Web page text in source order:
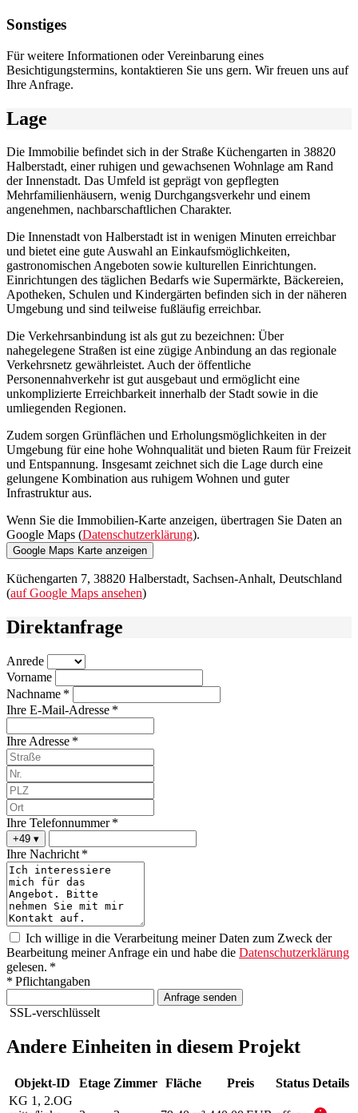
Sonstiges
Für weitere Informationen oder Vereinbarung eines
Besichtigungstermins, kontaktieren Sie uns gern. Wir freuen uns auf
Ihre Anfrage.
Lage
Die Immobilie befindet sich in der Straße Küchengarten in 38820
Halberstadt, einer ruhigen und gewachsenen Wohnlage am Rand
der Innenstadt. Das Umfeld ist geprägt von gepflegten
Mehrfamilienhäusern, wenig Durchgangsverkehr und einem
angenehmen, nachbarschaftlichen Charakter.
Die Innenstadt von Halberstadt ist in wenigen Minuten erreichbar
und bietet eine gute Auswahl an Einkaufsmöglichkeiten,
gastronomischen Angeboten sowie kulturellen Einrichtungen.
Einrichtungen des täglichen Bedarfs wie Supermärkte, Bäckereien,
Apotheken, Schulen und Kindergärten befinden sich in der näheren
Umgebung und sind teilweise fußläufig erreichbar.
Die Verkehrsanbindung ist als gut zu bezeichnen: Über
nahegelegene Straßen ist eine zügige Anbindung an das regionale
Verkehrsnetz gewährleistet. Auch der öffentliche
Personennahverkehr ist gut ausgebaut und ermöglicht eine
unkomplizierte Erreichbarkeit innerhalb der Stadt sowie in die
umliegenden Regionen.
Zudem sorgen Grünflächen und Erholungsmöglichkeiten in der
Umgebung für eine hohe Wohnqualität und bieten Raum für Freizeit
und Entspannung. Insgesamt zeichnet sich die Lage durch eine
gelungene Kombination aus ruhigem Wohnen und guter
Infrastruktur aus.
Wenn Sie die Immobilien-Karte anzeigen, übertragen Sie Daten an
Google Maps (Datenschutzerklärung).
Google Maps Karte anzeigen
Küchengarten 7, 38820 Halberstadt, Sachsen-Anhalt, Deutschland
(auf Google Maps ansehen)
Direktanfrage
Anrede
Vorname
Nachname *
Ihre E-Mail-Adresse *
Ihre Adresse *
Ihre Telefonnummer *
+49 ▾
Ihre Nachricht *
Ich willige in die Verarbeitung meiner Daten zum Zweck der
Bearbeitung meiner Anfrage ein und habe die Datenschutzerklärung
gelesen. *
* Pflichtangaben
Anfrage senden
SSL-verschlüsselt
Andere Einheiten in diesem Projekt
Objekt-ID Etage Zimmer Fläche Preis Status Details
KG 1, 2.OG